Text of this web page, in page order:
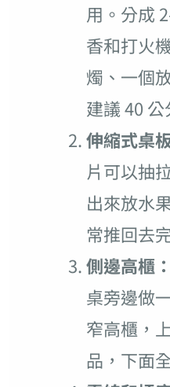
用。分成
香和打火
燭、一個
建議 40 公
伸縮式桌
片可以抽
出來放水
常推回去
側邊高櫃：
桌旁邊做
窄高櫃，
品，下面